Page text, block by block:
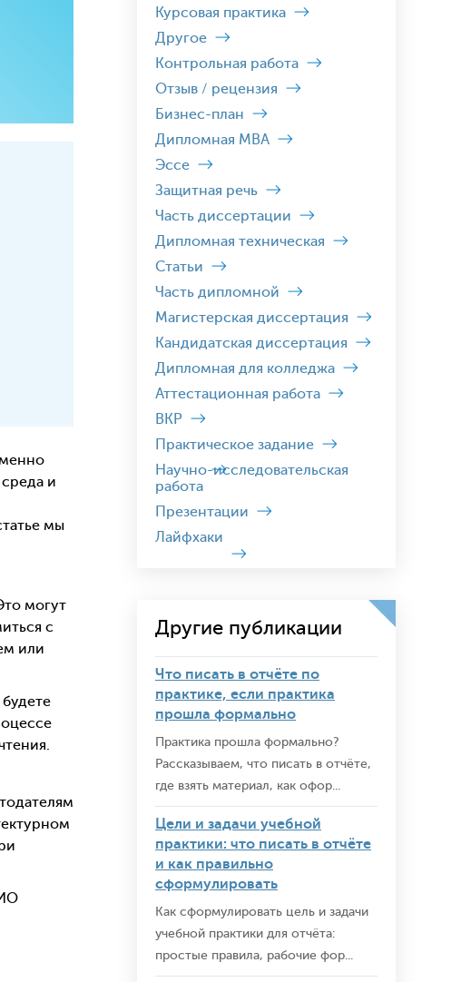
и
мы
могут
с
или
Курсовая практика
Другое
Контрольная работа
Отзыв / рецензия
Бизнес-план
Дипломная MBA
Эссе
Защитная речь
Часть диссертации
Дипломная техническая
Статьи
Часть дипломной
Магистерская диссертация
Кандидатская диссертация
Дипломная для колледжа
Аттестационная работа
ВКР
Практическое задание
Научно-исследовательская
работа
Презентации
Лайфхаки
Другие публикации
Что писать в отчёте по
практике, если практика
прошла формально
Практика прошла формально?
Рассказываем, что писать в отчёте,
где взять материал, как офор...
Цели и задачи учебной
практики: что писать в отчёте
и как правильно
сформулировать
Как сформулировать цель и задачи
учебной практики для отчёта:
простые правила, рабочие фор...